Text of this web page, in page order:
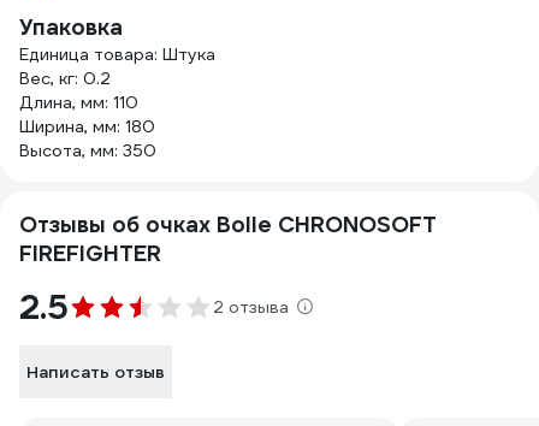
Упаковка
Единица товара: Штука
Вес, кг: 0.2
Длина, мм: 110
Ширина, мм: 180
Высота, мм: 350
Отзывы об очках Bolle CHRONOSOFT
FIREFIGHTER
2.5 2 отзыва
Написать отзыв